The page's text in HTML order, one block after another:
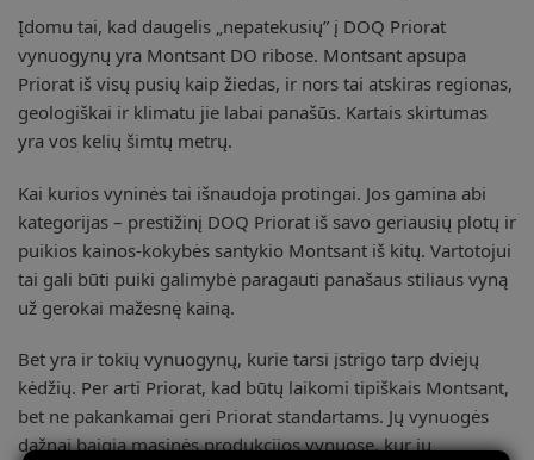
Įdomu tai, kad daugelis „nepatekusių” į DOQ Priorat
vynuogynų yra Montsant DO ribose. Montsant apsupa
Priorat iš visų pusių kaip žiedas, ir nors tai atskiras regionas,
geologiškai ir klimatu jie labai panašūs. Kartais skirtumas
yra vos kelių šimtų metrų.
Kai kurios vyninės tai išnaudoja protingai. Jos gamina abi
kategorijas – prestižinį DOQ Priorat iš savo geriausių plotų ir
puikios kainos-kokybės santykio Montsant iš kitų. Vartotojui
tai gali būti puiki galimybė paragauti panašaus stiliaus vyną
už gerokai mažesnę kainą.
Bet yra ir tokių vynuogynų, kurie tarsi įstrigo tarp dviejų
kėdžių. Per arti Priorat, kad būtų laikomi tipiškais Montsant,
bet ne pakankamai geri Priorat standartams. Jų vynuogės
dažnai baigia masinės produkcijos vynuose, kur jų